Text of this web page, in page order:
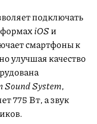
подключать
iOSи
смартфоны к
улучшая качество
Sound System,
775 Вт, а звук